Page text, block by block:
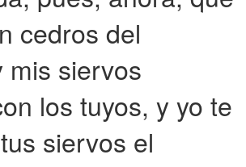
cedros del
mis siervos
los tuyos, y yo te
siervos el